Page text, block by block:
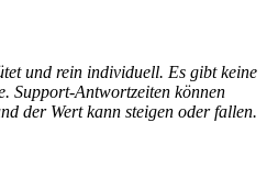
und rein individuell. Es gibt keine
Support-Antwortzeiten können
der Wert kann steigen oder fallen.